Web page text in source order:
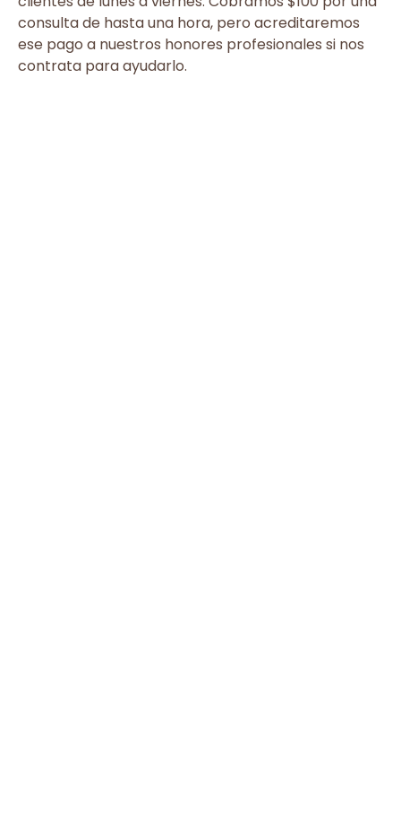
consulta de hasta una hora, pero acreditaremos
ese pago a nuestros honores profesionales si nos
contrata para ayudarlo.